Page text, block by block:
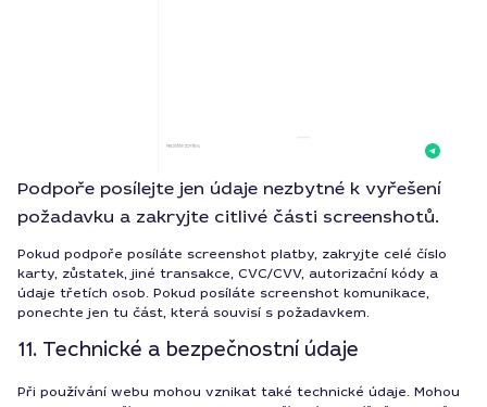
Podpoře posílejte jen údaje nezbytné k vyřešení
požadavku a zakryjte citlivé části screenshotů.
Pokud podpoře posíláte screenshot platby, zakryjte celé číslo
karty, zůstatek, jiné transakce, CVC/CVV, autorizační kódy a
údaje třetích osob. Pokud posíláte screenshot komunikace,
ponechte jen tu část, která souvisí s požadavkem.
11. Technické a bezpečnostní údaje
Při používání webu mohou vznikat také technické údaje. Mohou